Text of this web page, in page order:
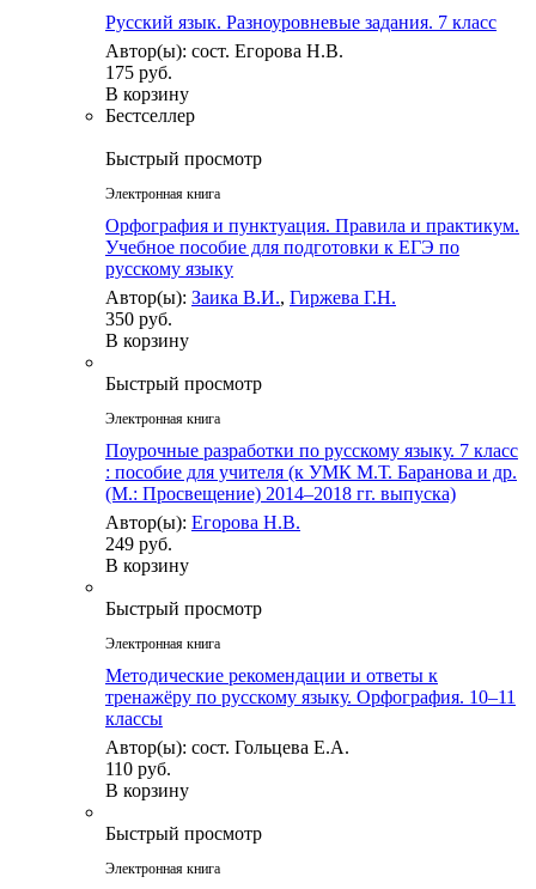
Русский язык. Разноуровневые задания. 7 класс
Автор(ы): сост. Егорова Н.В.
175 руб.
В корзину
Бестселлер
Быстрый просмотр
Электронная книга
Орфография и пунктуация. Правила и практикум.
Учебное пособие для подготовки к ЕГЭ по
русскому языку
Автор(ы): Заика В.И., Гиржева Г.Н.
350 руб.
В корзину
Быстрый просмотр
Электронная книга
Поурочные разработки по русскому языку. 7 класс
: пособие для учителя (к УМК М.Т. Баранова и др.
(М.: Просвещение) 2014–2018 гг. выпуска)
Автор(ы): Егорова Н.В.
249 руб.
В корзину
Быстрый просмотр
Электронная книга
Методические рекомендации и ответы к
тренажёру по русскому языку. Орфография. 10–11
классы
Автор(ы): сост. Гольцева Е.А.
110 руб.
В корзину
Быстрый просмотр
Электронная книга